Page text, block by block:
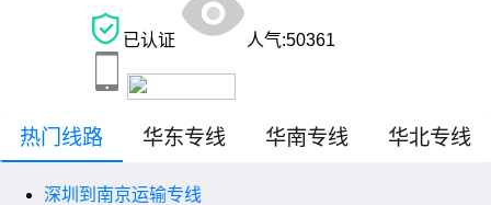
已认证 人气:50361
热门线路 华东专线 华南专线 华北专线
深圳到南京运输专线